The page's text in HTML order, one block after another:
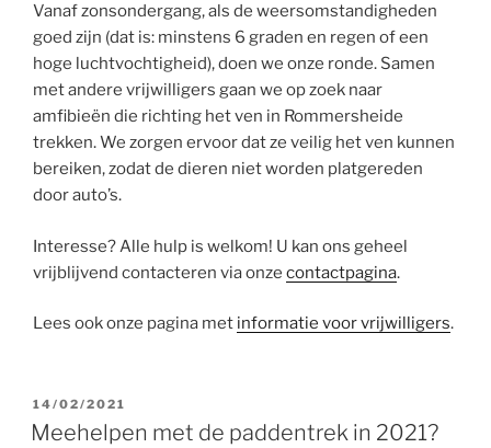
Vanaf zonsondergang, als de weersomstandigheden
goed zijn (dat is: minstens 6 graden en regen of een
hoge luchtvochtigheid), doen we onze ronde. Samen
met andere vrijwilligers gaan we op zoek naar
amfibieën die richting het ven in Rommersheide
trekken. We zorgen ervoor dat ze veilig het ven kunnen
bereiken, zodat de dieren niet worden platgereden
door auto’s.
Interesse? Alle hulp is welkom! U kan ons geheel
vrijblijvend contacteren via onze contactpagina.
Lees ook onze pagina met informatie voor vrijwilligers.
GEPLAATST
OP
14/02/2021
Meehelpen met de paddentrek in 2021?